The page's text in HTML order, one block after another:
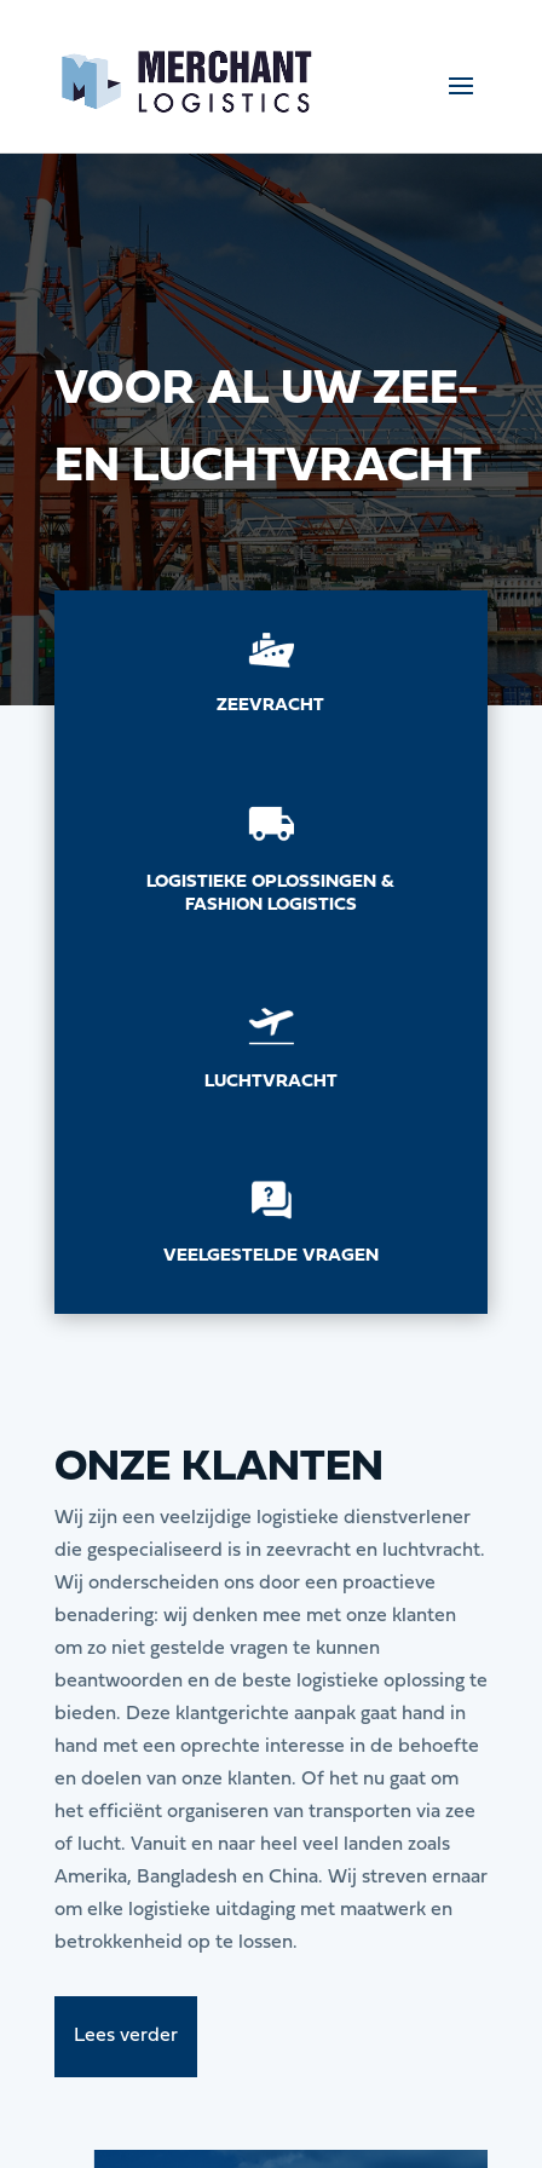
VOOR AL UW ZEE-
EN LUCHTVRACHT
ZEEVRACHT
LOGISTIEKE OPLOSSINGEN &
FASHION LOGISTICS
LUCHTVRACHT
VEELGESTELDE VRAGEN
ONZE KLANTEN
Wij zijn een veelzijdige logistieke dienstverlener
die gespecialiseerd is in zeevracht en luchtvracht.
Wij onderscheiden ons door een proactieve
benadering: wij denken mee met onze klanten
om zo niet gestelde vragen te kunnen
beantwoorden en de beste logistieke oplossing te
bieden. Deze klantgerichte aanpak gaat hand in
hand met een oprechte interesse in de behoefte
en doelen van onze klanten. Of het nu gaat om
het efficiënt organiseren van transporten via zee
of lucht. Vanuit en naar heel veel landen zoals
Amerika, Bangladesh en China. Wij streven ernaar
om elke logistieke uitdaging met maatwerk en
betrokkenheid op te lossen.
Lees verder